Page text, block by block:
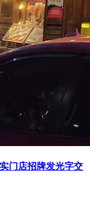
门店招牌发光字交